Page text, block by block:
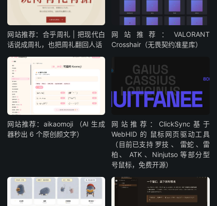
网站推荐：合乎周礼 | 把现代白
话说成周礼，也把周礼翻回人话
网站推荐：VALORANT
Crosshair（无畏契约准星库）
网站推荐：aikaomoji （AI 生成
器秒出 6 个原创颜文字）
网站推荐：ClickSync基于
WebHID 的 鼠标网页驱动工具
（目前已支持 罗技 、 雷蛇 、雷
柏、 ATK 、Ninjutso 等部分型
号鼠标，免费开源）